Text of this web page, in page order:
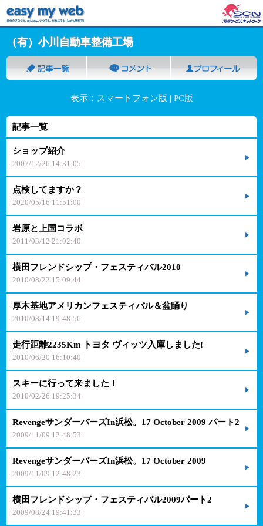
（有）小川自動車整備工場
表示：スマートフォン版 | PC版
記事一覧
ショップ紹介
2007/12/26 14:31:05
点検してますか？
2020/05/16 11:51:00
岩原と上国コラボ
2011/03/12 21:02:40
横田フレンドシップ・フェスティバル2010
2010/08/22 15:09:44
厚木基地アメリカンフェスティバル＆盆踊り
2010/08/14 19:48:56
走行距離2235Km トヨタ ヴィッツ入庫しました!
2010/06/20 16:10:40
スキーに行って来ました！
2010/02/26 19:25:34
RevengeサンダーバーズIn浜松。17 October 2009 パート2
2009/11/09 12:48:53
RevengeサンダーバーズIn浜松。17 October 2009
2009/11/09 12:48:23
横田フレンドシップ・フェスティバル2009パート2
2009/08/24 19:41:33